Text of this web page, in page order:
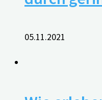
05.11.2021